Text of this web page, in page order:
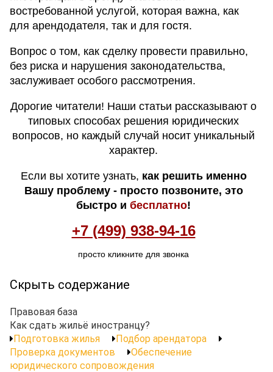
востребованной услугой, которая важна, как
для арендодателя, так и для гостя.
Вопрос о том, как сделку провести правильно,
без риска и нарушения законодательства,
заслуживает особого рассмотрения.
Дорогие читатели! Наши статьи рассказывают о
типовых способах решения юридических
вопросов, но каждый случай носит уникальный
характер.
Если вы хотите узнать, как решить именно
Вашу проблему - просто позвоните, это
быстро и бесплатно!
+7 (499) 938-94-16
просто кликните для звонка
Скрыть содержание
Правовая база
Как сдать жильё иностранцу?
Подготовка жилья
Подбор арендатора
Проверка документов
Обеспечение
юридического сопровождения